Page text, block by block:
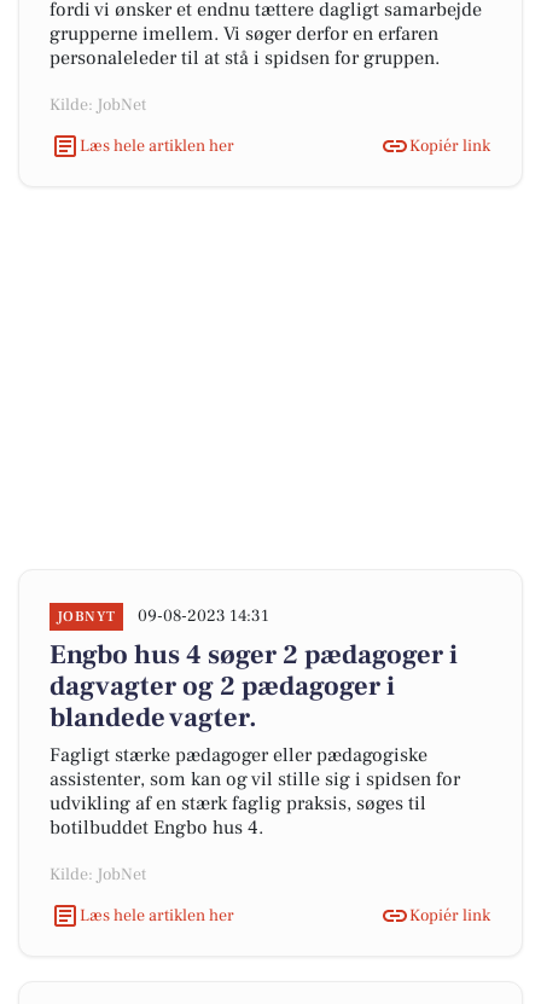
fordi vi ønsker et endnu tættere dagligt samarbejde
grupperne imellem. Vi søger derfor en erfaren
personaleleder til at stå i spidsen for gruppen.
Kilde: JobNet
Læs hele artiklen her
Kopiér link
JOBNYT 09-08-2023 14:31
Engbo hus 4 søger 2 pædagoger i
dagvagter og 2 pædagoger i
blandede vagter.
Fagligt stærke pædagoger eller pædagogiske
assistenter, som kan og vil stille sig i spidsen for
udvikling af en stærk faglig praksis, søges til
botilbuddet Engbo hus 4.
Kilde: JobNet
Læs hele artiklen her
Kopiér link